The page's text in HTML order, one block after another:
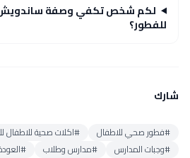
لكم شخص تكفي وصفة ساندويش
للفطور؟
شارك
#فطور صحي للاطفال #اكلات صحية للاطفال
#وجبات المدارس
#مدارس وطلاب